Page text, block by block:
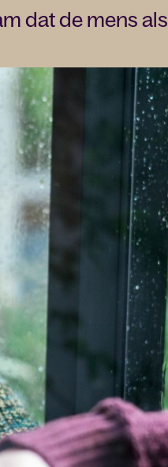
dat de mens als